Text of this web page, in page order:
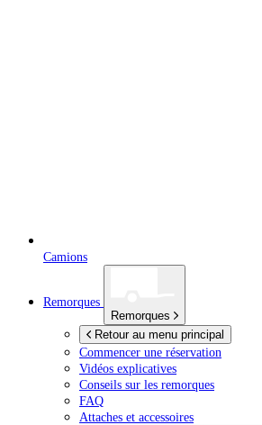
Camions
Remorques
Remorques
Retour au menu principal
Commencer une réservation
Vidéos explicatives
Conseils sur les remorques
FAQ
Attaches et accessoires